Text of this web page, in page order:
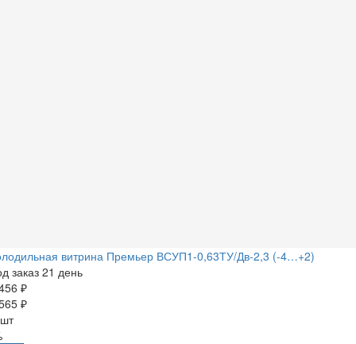
витрина Премьер ВСУП1-0,63ТУ/Дв-2,3 (-4…+2)
заказ 21 день
₽
₽